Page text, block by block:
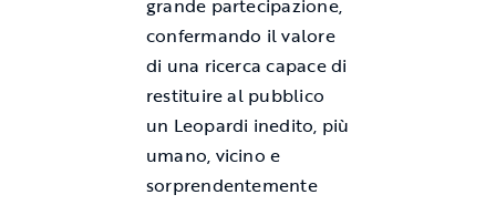
grande partecipazione,
confermando il valore
di una ricerca capace di
restituire al pubblico
un Leopardi inedito, più
umano, vicino e
sorprendentemente